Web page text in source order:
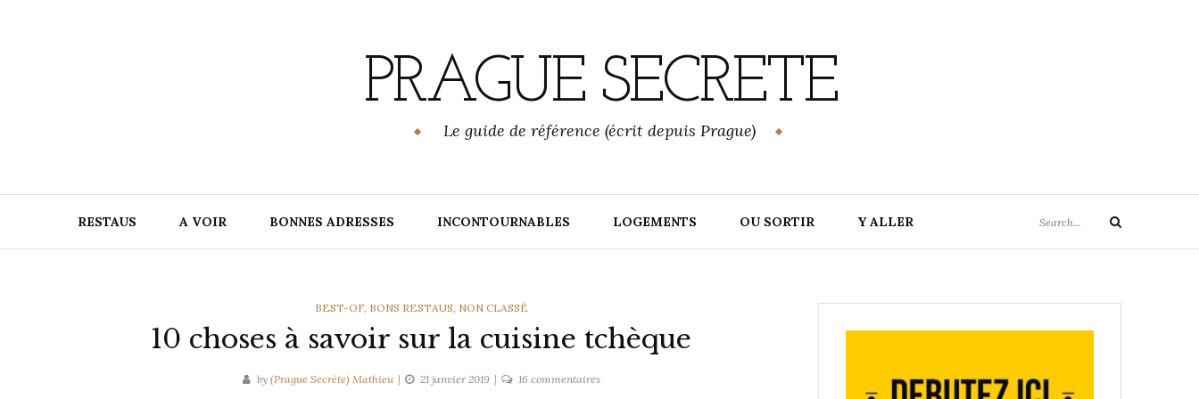
PRAGUE SECRETE
Le guide de référence (écrit depuis Prague)
RESTAUS A VOIR BONNES ADRESSES INCONTOURNABLES LOGEMENTS OU SORTIR Y ALLER
for:
Search
CATEGORIES
BEST-OF, BONS RESTAUS, NON CLASSÉ
10 choses à savoir sur la cuisine tchèque
by (Prague Secrète) Mathieu 21 janvier 2019 16 commentairessur